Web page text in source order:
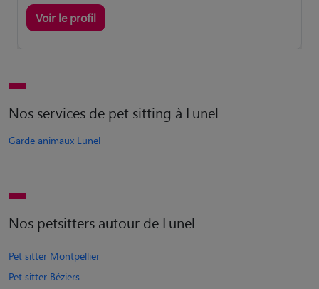
Voir le profil
Nos services de pet sitting à Lunel
Garde animaux Lunel
Nos petsitters autour de Lunel
Pet sitter Montpellier
Pet sitter Béziers